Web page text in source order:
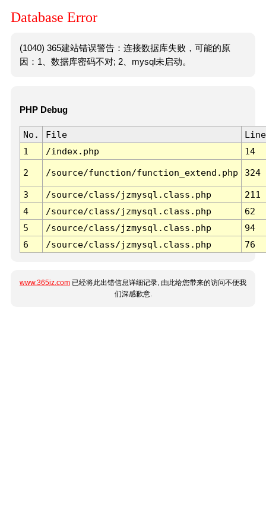
Database Error
(1040) 365建站错误警告：连接数据库失败，可能的原
因：1、数据库密码不对; 2、mysql未启动。
PHP Debug
No. File
Line
1
/index.php 14
2 /source/function/function_extend.php 324
3 /source/class/jzmysql.class.php
211
4
/source/class/jzmysql.class.php
62
5
/source/class/jzmysql.class.php
94
6
/source/class/jzmysql.class.php 76
www.365jz.com 已经将此出错信息详细记录, 由此给您带来的访问不便我
们深感歉意.